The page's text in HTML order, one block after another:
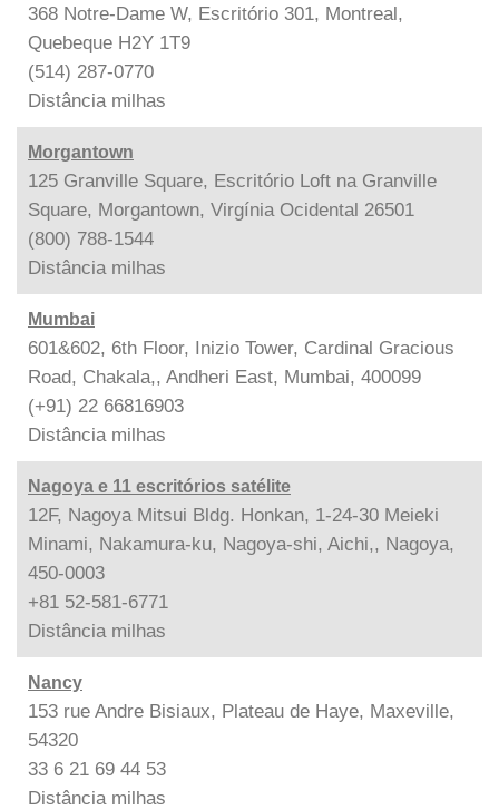
368 Notre-Dame W, Escritório 301, Montreal,
Quebeque H2Y 1T9
(514) 287-0770
Distância milhas
Morgantown
125 Granville Square, Escritório Loft na Granville
Square, Morgantown, Virgínia Ocidental 26501
(800) 788-1544
Distância milhas
Mumbai
601&602, 6th Floor, Inizio Tower, Cardinal Gracious
Road, Chakala,, Andheri East, Mumbai, 400099
(+91) 22 66816903
Distância milhas
Nagoya e 11 escritórios satélite
12F, Nagoya Mitsui Bldg. Honkan, 1-24-30 Meieki
Minami, Nakamura-ku, Nagoya-shi, Aichi,, Nagoya,
450-0003
+81 52-581-6771
Distância milhas
Nancy
153 rue Andre Bisiaux, Plateau de Haye, Maxeville,
54320
33 6 21 69 44 53
Distância milhas